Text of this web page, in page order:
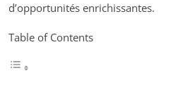
d’opportunités enrichissantes.
Table of Contents